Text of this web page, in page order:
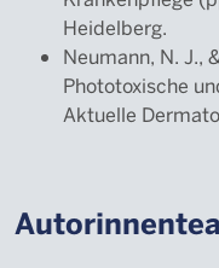
Heidelberg.
Neumann, N. J.,
Phototoxische
Aktuelle